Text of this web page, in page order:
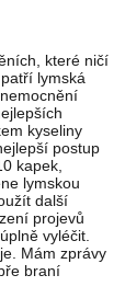
které ničí
lymská
kyseliny
postup
kapek,
lymskou
další
projevů
vyléčit.
Mám zprávy
braní